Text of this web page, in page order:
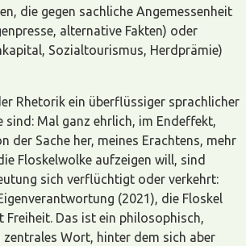
die gegen sachliche Angemessenheit
alternative Fakten) oder
Sozialtourismus, Herdprämie)
Rhetorik ein überflüssiger sprachlicher
sind: Mal ganz ehrlich, im Endeffekt,
der Sache her, meines Erachtens, mehr
Floskelwolke aufzeigen will, sind
sich verflüchtigt oder verkehrt:
(2021), die Floskel
Freiheit. Das ist ein philosophisch,
Wort, hinter dem sich aber